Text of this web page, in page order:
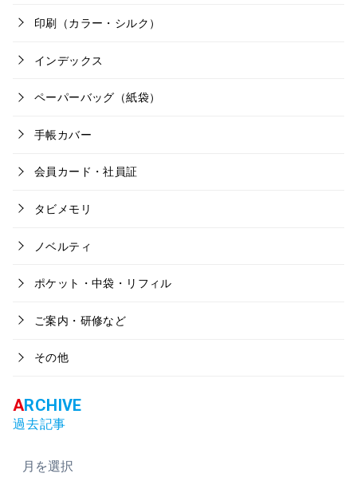
印刷（カラー・シルク）
インデックス
ペーパーバッグ（紙袋）
手帳カバー
会員カード・社員証
タビメモリ
ノベルティ
ポケット・中袋・リフィル
ご案内・研修など
その他
過去記事
ー